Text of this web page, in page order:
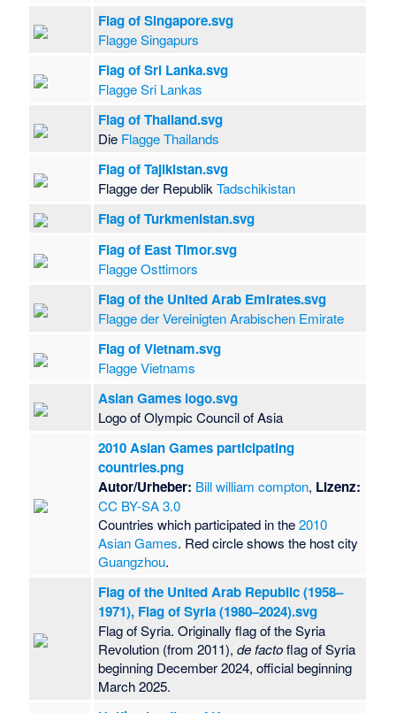
Flag of Singapore.svg
Flagge Singapurs
Flag of Sri Lanka.svg
Flagge Sri Lankas
Flag of Thailand.svg
Die Flagge Thailands
Flag of Tajikistan.svg
Flagge der RepublikTadschikistan
Flag of Turkmenistan.svg
Flag of East Timor.svg
Flagge Osttimors
Flag of the United Arab Emirates.svg
Flagge der Vereinigten Arabischen Emirate
Flag of Vietnam.svg
Flagge Vietnams
Asian Games logo.svg
Logo of Olympic Council of Asia
2010 Asian Games participating
countries.png
Autor/Urheber: Bill william compton, Lizenz:
CC BY-SA 3.0
Countries which participated in the2010
Asian Games. Red circle shows the host city
Guangzhou.
Flag of the United Arab Republic (1958–
1971), Flag of Syria (1980–2024).svg
Flag of Syria. Originally flag of the Syria
Revolution (from 2011),de factoflag of Syria
beginning December 2024, official beginning
March 2025.